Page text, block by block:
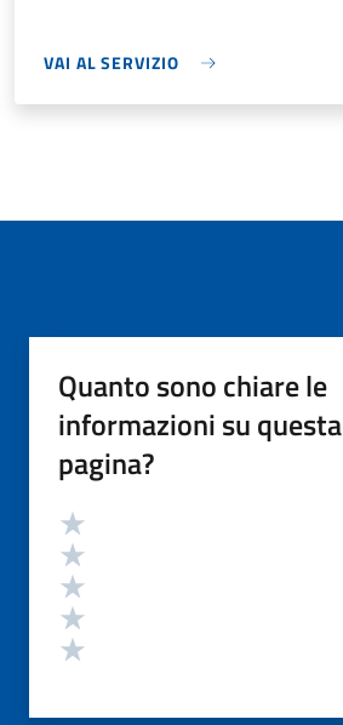
VAI AL SERVIZIO
Quanto sono chiare le
informazioni su questa
pagina?
Valutazione